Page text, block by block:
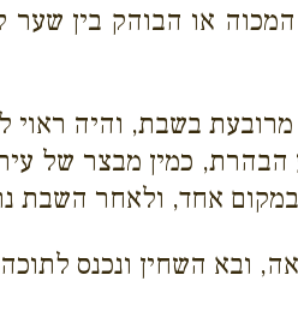
או הבוהק בין
בשבת, והיה ראוי
כמין מבצר של
אחד, ולאחר השבת
ובא השחין ונכנס